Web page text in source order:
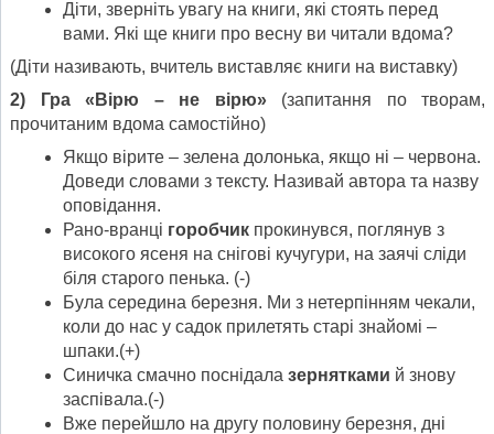
Діти, зверніть увагу на книги, які стоять перед
вами. Які ще книги про весну ви читали вдома?
(Діти називають, вчитель виставляє книги на виставку)
2) Гра «Вірю – не вірю»(запитання по творам,
прочитаним вдома самостійно)
Якщо вірите – зелена долонька, якщо ні – червона.
Доведи словами з тексту. Називай автора та назву
оповідання.
Рано-вранці горобчик прокинувся, поглянув з
високого ясеня на снігові кучугури, на заячі сліди
біля старого пенька. (-)
Була середина березня. Ми з нетерпінням чекали,
коли до нас у садок прилетять старі знайомі –
шпаки.(+)
Синичка смачно поснідала зернятками й знову
заспівала.(-)
Вже перейшло на другу половину березня, дні